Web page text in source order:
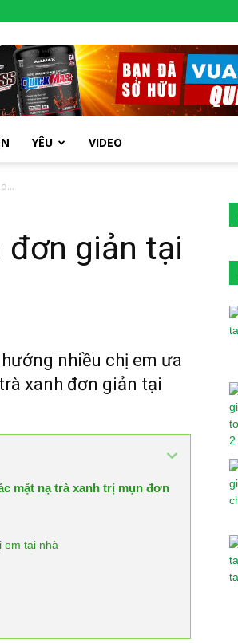
YÊU VIDEO
giản tại
nhiều chị em ưa
xanh đơn giản tại
mặt nạ trà xanh trị mụn đơn
em tại nhà